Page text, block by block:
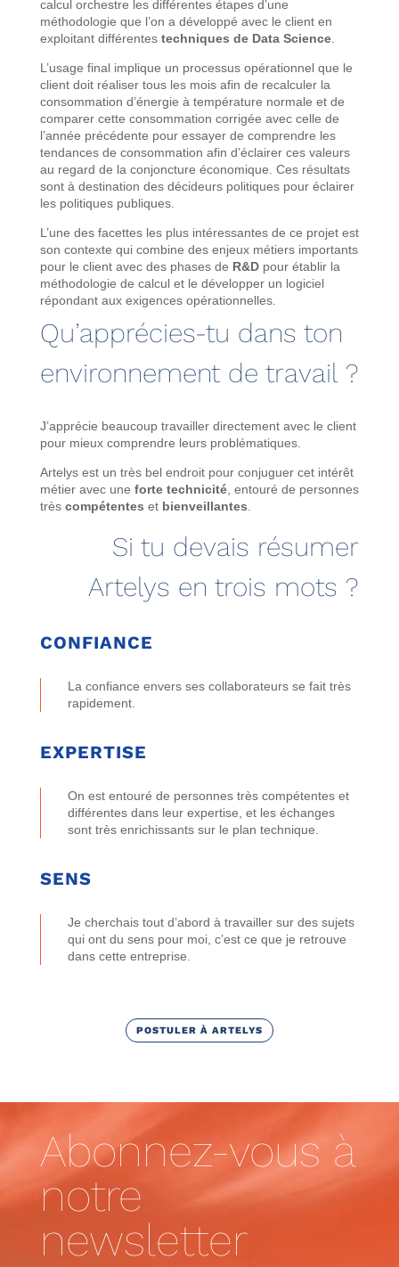
calcul orchestre les différentes étapes d’une
méthodologie que l’on a développé avec le client en
exploitant différentestechniques de Data Science.
L’usage final implique un processus opérationnel que le
client doit réaliser tous les mois afin de recalculer la
consommation d’énergie à température normale et de
comparer cette consommation corrigée avec celle de
l’année précédente pour essayer de comprendre les
tendances de consommation afin d’éclairer ces valeurs
au regard de la conjoncture économique. Ces résultats
sont à destination des décideurs politiques pour éclairer
les politiques publiques.
L’une des facettes les plus intéressantes de ce projet est
son contexte qui combine des enjeux métiers importants
pour le client avec des phases de R&Dpour établir la
méthodologie de calcul et le développer un logiciel
répondant aux exigences opérationnelles.
Qu’apprécies-tu dans ton
environnement de travail ?
J’apprécie beaucoup travailler directement avec le client
pour mieux comprendre leurs problématiques.
Artelys est un très bel endroit pour conjuguer cet intérêt
métier avec une forte technicité, entouré de personnes
très compétentes et bienveillantes.
Si tu devais résumer
Artelys en trois mots ?
CONFIANCE
La confiance envers ses collaborateurs se fait très
rapidement.
EXPERTISE
On est entouré de personnes très compétentes et
différentes dans leur expertise, et les échanges
sont très enrichissants sur le plan technique.
SENS
Je cherchais tout d’abord à travailler sur des sujets
qui ont du sens pour moi, c’est ce que je retrouve
dans cette entreprise.
POSTULER À ARTELYS
Abonnez-vous à
notre
newsletter